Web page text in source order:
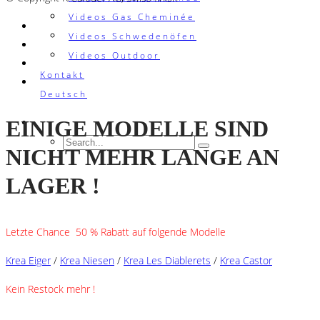
Videos Gas Cheminée
Videos Schwedenöfen
Videos Outdoor
Kontakt
Deutsch
EINIGE MODELLE SIND
NICHT MEHR LANGE AN
LAGER !
Letzte Chance 50 % Rabatt auf folgende Modelle
Krea Eiger / Krea Niesen / Krea Les Diablerets / Krea Castor
Kein Restock mehr !